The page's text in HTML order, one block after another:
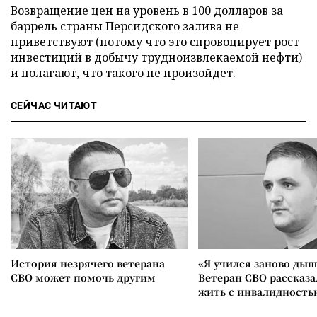
Возвращение цен на уровень в 100 долларов за
баррель страны Персидского залива не
приветствуют (потому что это спровоцирует рост
инвестиций в добычу трудноизвлекаемой нефти)
и полагают, что такого не произойдет.
СЕЙЧАС ЧИТАЮТ
История незрячего ветерана
СВО может помочь другим
«Я учился заново
Ветеран СВО
жить с